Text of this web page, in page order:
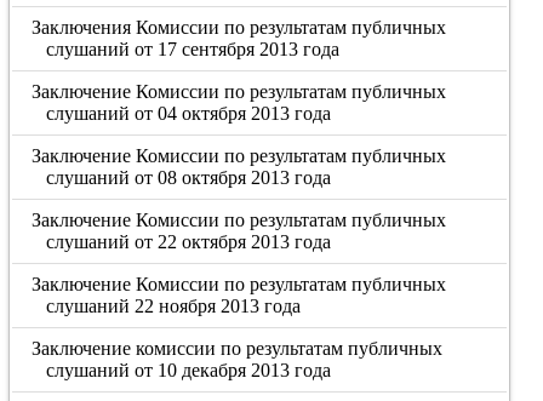
Заключения Комиссии по результатам публичных
слушаний от 17 сентября 2013 года
Заключение Комиссии по результатам публичных
слушаний от 04 октября 2013 года
Заключение Комиссии по результатам публичных
слушаний от 08 октября 2013 года
Заключение Комиссии по результатам публичных
слушаний от 22 октября 2013 года
Заключение Комиссии по результатам публичных
слушаний 22 ноября 2013 года
Заключение комиссии по результатам публичных
слушаний от 10 декабря 2013 года